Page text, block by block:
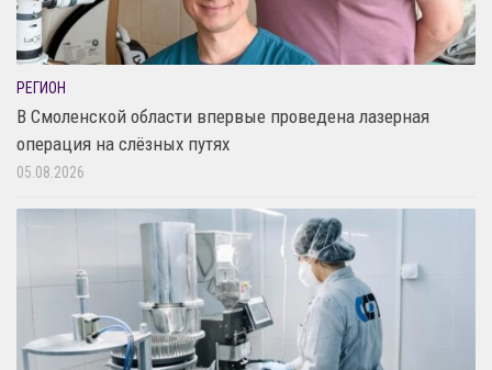
РЕГИОН
В Смоленской области впервые проведена лазерная
операция на слёзных путях
05.08.2026